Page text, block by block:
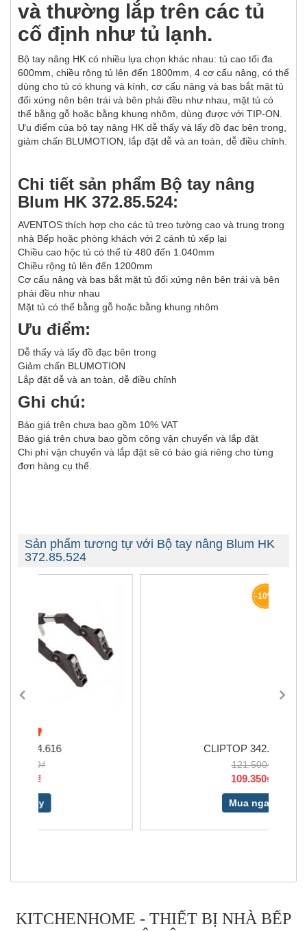
và thường lắp trên các tủ
cố định như tủ lạnh.
Bộ tay nâng HK có nhiều lựa chọn khác nhau: tủ cao tối đa
600mm, chiều rộng tủ lên đến 1800mm, 4 cơ cấu nâng, có thể
dùng cho tủ có khung và kính, cơ cấu nâng và bas bắt mặt tủ
đối xứng nên bên trái và bên phải đều như nhau, mặt tủ có
thể bằng gỗ hoặc bằng khung nhôm, dùng được với TIP-ON.
Ưu điểm của bộ tay nâng HK dễ thấy và lấy đồ đạc bên trong,
giảm chấn BLUMOTION, lắp đặt dễ và an toàn, dễ điều chỉnh.
Chi tiết sản phẩm Bộ tay nâng
Blum HK 372.85.524:
AVENTOS thích hợp cho các tủ treo tường cao và trung trong
nhà Bếp hoặc phòng khách với 2 cánh tủ xếp lại
Chiều cao hộc tủ có thể từ 480 đến 1.040mm
Chiều rộng tủ lên đến 1200mm
Cơ cấu nâng và bas bắt mặt tủ đối xứng nên bên trái và bên
phải đều như nhau
Mặt tủ có thể bằng gỗ hoặc bằng khung nhôm
Ưu điểm:
Dễ thấy và lấy đồ đạc bên trong
Giảm chấn BLUMOTION
Lắp đặt dễ và an toàn, dễ điều chỉnh
Ghi chú:
Báo giá trên chưa bao gồm 10% VAT
Báo giá trên chưa bao gồm công vận chuyển và lắp đặt
Chi phí vận chuyển và lắp đặt sẽ có báo giá riêng cho từng
đơn hàng cụ thể.
Sản phẩm tương tự với Bộ tay nâng Blum HK
372.85.524
CLIPTOP 342.42.600
KITCHENHOME - THIẾT BỊ NHÀ BẾP